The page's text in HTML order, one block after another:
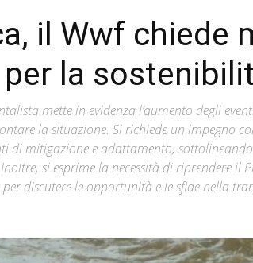
il Wwf chiede
la
mette in evidenza l’aumento degli
la situazione. Si richiede un impegno
di mitigazione e adattamento,
si esprime la necessità di riprendere il
discutere le opportunità e le sfide nella